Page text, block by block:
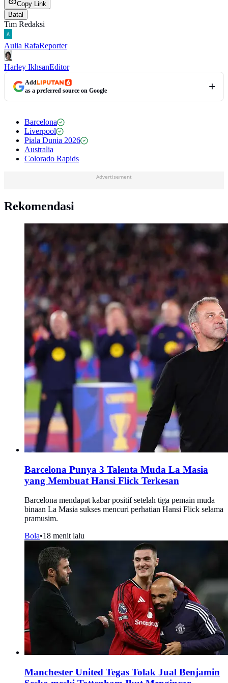
Copy Link
Batal
Tim Redaksi
Aulia RafaReporter
Harley IkhsanEditor
Add
as a preferred source on Google
Barcelona
Liverpool
Piala Dunia 2026
Australia
Colorado Rapids
Advertisement
Rekomendasi
Barcelona Punya 3 Talenta Muda La Masia
yang Membuat Hansi Flick Terkesan
Barcelona mendapat kabar positif setelah tiga pemain muda
binaan La Masia sukses mencuri perhatian Hansi Flick selama
pramusim.
Bola•18 menit lalu
Manchester United Tegas Tolak Jual Benjamin